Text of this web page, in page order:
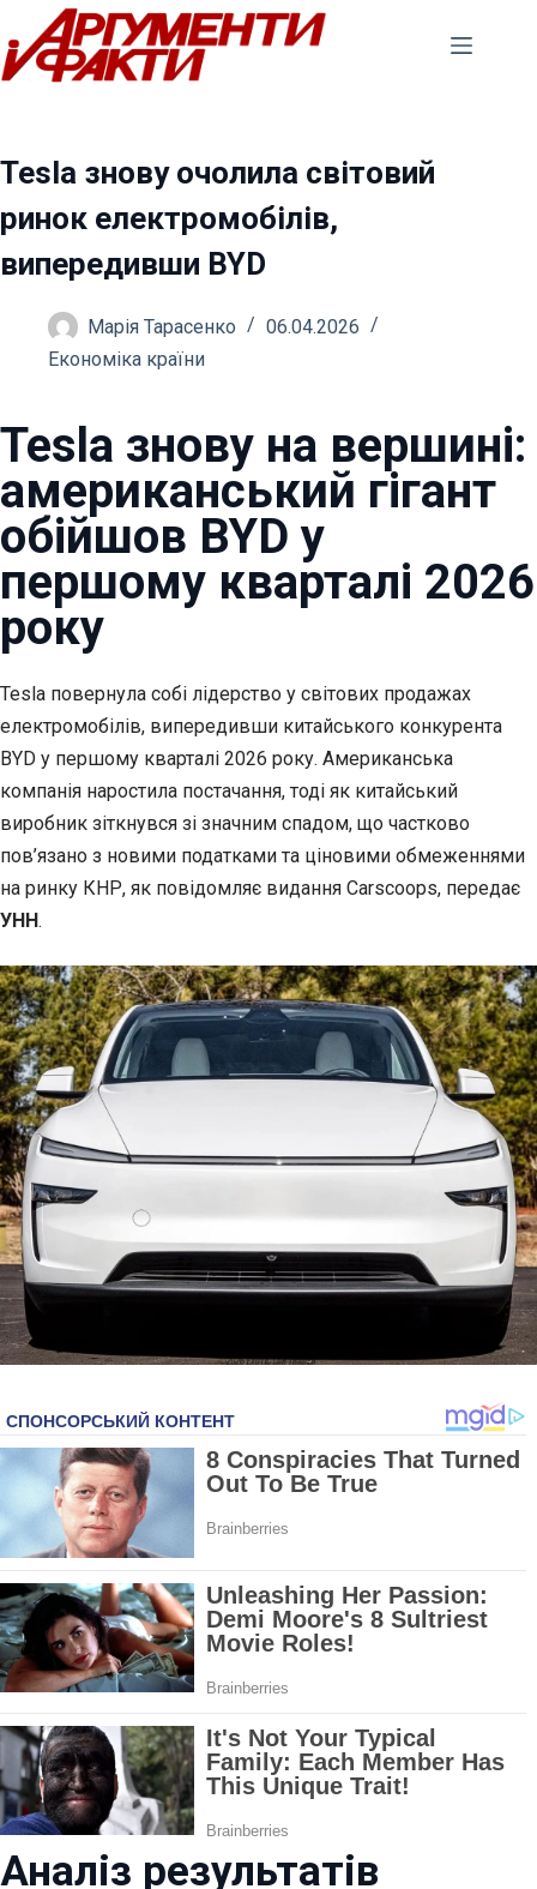
Перейти
до
вмісту
Tesla знову очолила світовий
ринок електромобілів,
випередивши BYD
Марія Тарасенко
06.04.2026
Економіка країни
Tesla знову на вершині:
американський гігант
обійшов BYD у
першому кварталі 2026
року
Tesla повернула собі лідерство у світових продажах
електромобілів, випередивши китайського конкурента
BYD у першому кварталі 2026 року. Американська
компанія наростила постачання, тоді як китайський
виробник зіткнувся зі значним спадом, що частково
пов’язано з новими податками та ціновими обмеженнями
на ринку КНР, як повідомляє видання Carscoops, передає
УНН.
Аналіз результатів